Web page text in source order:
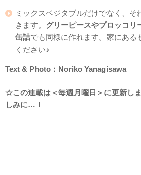
ミックスベジタブルだけでなく、そ
きます。 グリーピースやブロッコリ
缶詰でも同様に作れます。家にある
ください♪
Text & Photo：Noriko Yanagisawa
☆この連載は＜毎週月曜日＞に更新し
しみに…！